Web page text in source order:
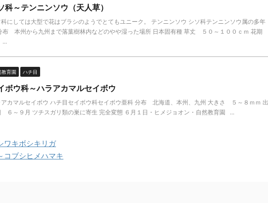
科～テンニンソウ（天人草）
科にしては大型で花はブラシのようでとてもユニーク。 テンニンソウ シソ科テンニンソウ属の多年
布 本州から九州まで落葉樹林内などのやや湿った場所 日本固有種 草丈 ５０～１００ｃｍ 花期
...
教育園 ハチ目
ボウ科～ハラアカマルセイボウ
アカマルセイボウ ハチ目セイボウ科セイボウ亜科 分布 北海道、本州、九州 大きさ ５～８ｍｍ 出
６～９月 ツチスガリ類の巣に寄生 完全変態 ６月１日・ヒメジョオン・自然教育園 ...
ワキボシキリガ
コブシヒメハマキ